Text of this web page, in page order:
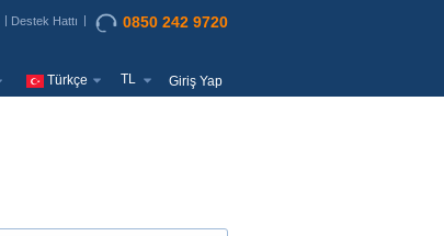
Destek Hattı 0850 242 9720
Türkçe TL Giriş Yap